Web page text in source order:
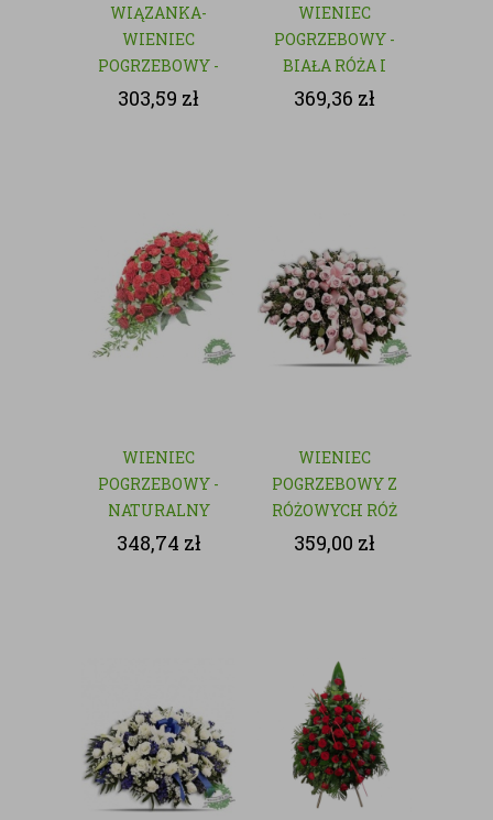
WIĄZANKA-
WIENIEC
POGRZEBOWY -
NATURALNY
303,59 zł
WIENIEC
POGRZEBOWY -
BIAŁA RÓŻA I
GOŹDZIK
369,36 zł
WIENIEC
POGRZEBOWY -
NATURALNY
348,74 zł
WIENIEC
POGRZEBOWY Z
RÓŻOWYCH RÓŻ
- NATURALNY
359,00 zł